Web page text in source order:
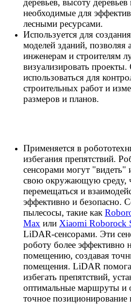
деревьев, высоту
необходимые для
лесными ресурсами.
Используется для
моделей зданий, позволяя
инженерам и строителям
визуализировать
использоваться для
строительных работ и
размеров и планов.
Применяется в
избегания препятствий.
сенсорами могут "видеть"
свою окружающую среду,
перемещаться и
эффективно и безопасно.
пылесосы, такие как
Max или Xiaomi Roborock
LiDAR-сенсорами. Эти
роботу более эффективно
помещению, создавая
помещения. LiDAR
избегать препятствий,
оптимальные маршруты и
точное позиционирование